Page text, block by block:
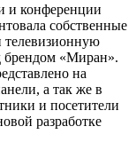
и конференции
собственные
телевизионную
брендом «Миран».
на
а так же в
и посетители
разработке